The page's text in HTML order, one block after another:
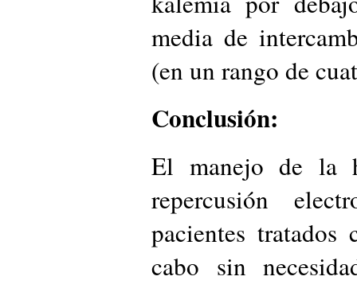
media de
(en un rango de
Conclusión:
El manejo de la
repercusión
pacientes
cabo sin